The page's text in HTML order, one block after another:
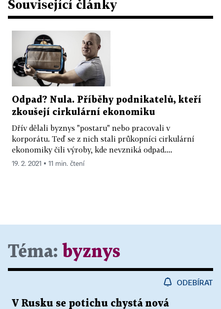
Související články
Odpad? Nula. Příběhy podnikatelů, kteří
zkoušejí cirkulární ekonomiku
Dřív dělali byznys "postaru" nebo pracovali v
korporátu. Teď se z nich stali průkopníci cirkulární
ekonomiky čili výroby, kde nevzniká odpad....
19. 2. 2021 ▪ 11 min. čtení
Téma: byznys
ODEBÍRAT
V Rusku se potichu chystá nová